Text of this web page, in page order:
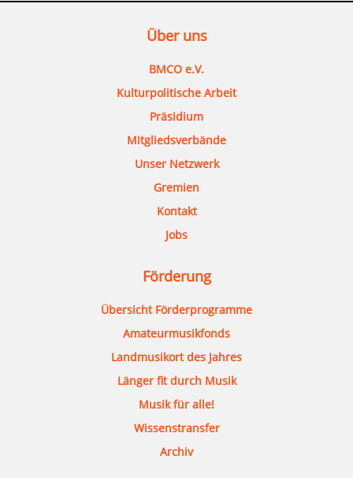
Über uns
BMCO e.V.
Kulturpolitische Arbeit
Präsidium
Mitgliedsverbände
Unser Netzwerk
Gremien
Kontakt
Jobs
Förderung
Übersicht Förderprogramme
Amateurmusikfonds
Landmusikort des Jahres
Länger fit durch Musik
Musik für alle!
Wissenstransfer
Archiv